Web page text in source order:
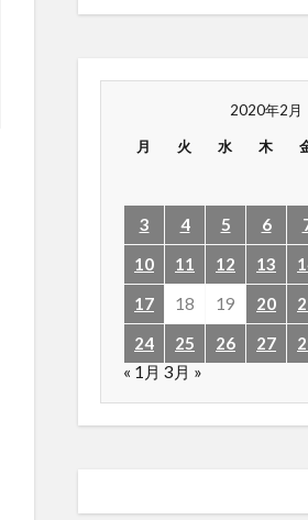
2020年2月
月 火 水 木
3
4 5 6
10
11 12 13
17
18 19 20
24
25 26 27
« 1月 3月 »